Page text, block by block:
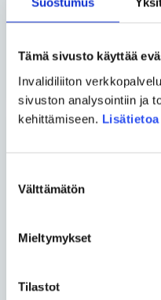
Tämä sivusto käyttää
Invalidiliiton
sivuston analysointiin ja
kehittämiseen.
valinta
Välttämätön
Mieltymykset
Tilastot
Katso kaikki blogit
Vapaa-aika
sairauksista
Yhteiskunta